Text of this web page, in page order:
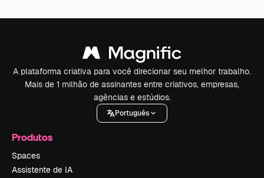
A plataforma criativa para você direcionar seu melhor trabalho.
Mais de 1 milhão de assinantes entre criativos, empresas,
agências e estúdios.
Português
Produtos
Spaces
Assistente de IA